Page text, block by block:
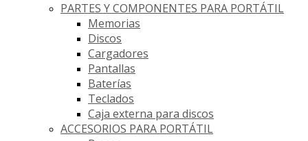
PARTES Y COMPONENTES PARA PORTÁTIL
Memorias
Discos
Cargadores
Pantallas
Baterías
Teclados
Caja externa para discos
ACCESORIOS PARA PORTÁTIL